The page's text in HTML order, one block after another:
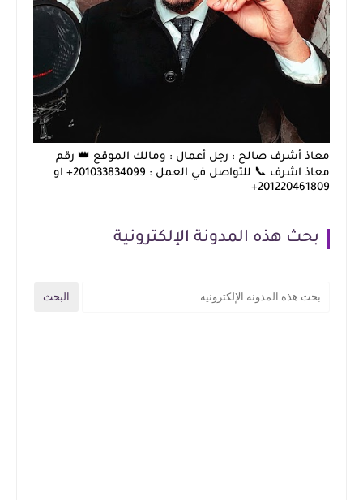
معاذ أشرف صالح : رجل أعمال : ومالك الموقع 👑 رقم
معاذ اشرف 📞 للتواصل في العمل : 201033834099+ او
201220461809+
بحث هذه المدونة الإلكترونية